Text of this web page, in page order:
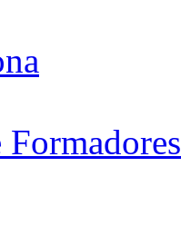
Formadores